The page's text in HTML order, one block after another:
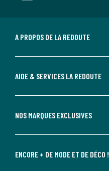
A PROPOS DE LA REDOUTE
AIDE & SERVICES LA REDOUTE
NOS MARQUES EXCLUSIVES
ENCORE + DE MODE ET DE DÉCO !